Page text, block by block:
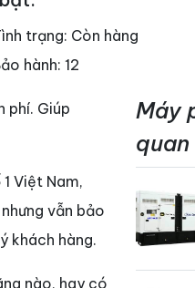
trạng: Còn hàng
hành: 12
phí. Giúp
1 Việt Nam,
vẫn bảo
khách hàng.
nào, hay có
Máy
quan